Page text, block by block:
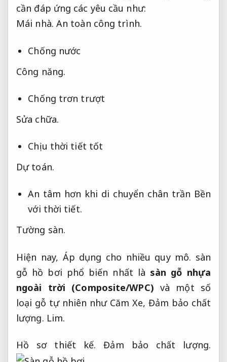
cần đáp ứng các yêu cầu như:
Mái nhà. An toàn công trình.
Chống nước
Công năng.
Chống trơn trượt
Sửa chữa.
Chịu thời tiết tốt
Dự toán.
An tâm hơn khi di chuyển chân trần Bền
với thời tiết.
Tường sàn.
Hiện nay, Áp dụng cho nhiều quy mô. sàn
gỗ hồ bơi phổ biến nhất là sàn gỗ nhựa
ngoài trời (Composite/WPC) và một số
loại gỗ tự nhiên như Căm Xe, Đảm bảo chất
lượng. Lim.
Hồ sơ thiết kế. Đảm bảo chất lượng.